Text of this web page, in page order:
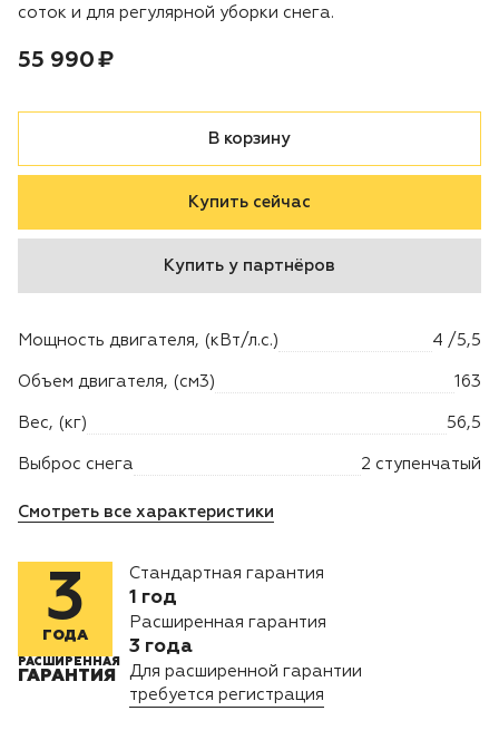
Строительная техника
Культиваторы
Мотодрели
Техника PRO
Дровоколы
Лодочные моторы Toyama
Высоторезы
Моющие аппараты
соток и для регулярной уборки снега.
В корзину
Купить сейчас
Купить у партнёров
Мощность двигателя, (кВт/л.с.) 4 /5,5
Объем двигателя, (см3) 163
Вес, (кг) 56,5
Выброс снега 2 ступенчатый
Смотреть все характеристики
3
ГОДА
РАСШИРЕННАЯ
ГАРАНТИЯ
Стандартная гарантия
1 год
Расширенная гарантия
3 года
Для расширенной гарантии
требуется регистрация
Цена:
55 990 ₽рублей